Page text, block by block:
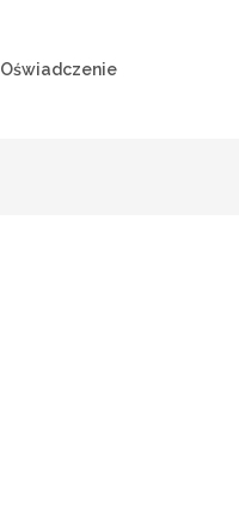
Oświadczenie